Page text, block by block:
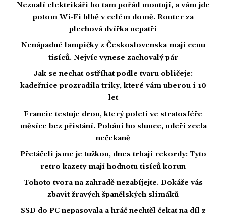
Neznalí elektrikáři ho tam pořád montují, a vám jde
potom Wi-Fi blbě v celém domě. Router za
plechová dvířka nepatří
Nenápadné lampičky z Československa mají cenu
tisíců. Nejvíc vynese zachovalý pár
Jak se nechat ostříhat podle tvaru obličeje:
kadeřnice prozradila triky, které vám uberou i 10
let
Francie testuje dron, který poletí ve stratosféře
měsíce bez přistání. Pohání ho slunce, udeří zcela
nečekaně
Přetáčeli jsme je tužkou, dnes trhají rekordy: Tyto
retro kazety mají hodnotu tisíců korun
Tohoto tvora na zahradě nezabíjejte. Dokáže vás
zbavit žravých španělských slimáků
SSD do PC nepasovala a hráč nechtěl čekat na díl z